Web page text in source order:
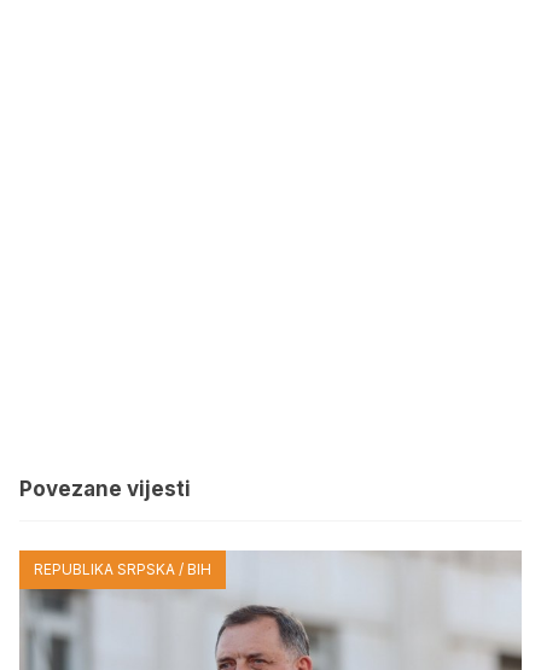
Povezane vijesti
REPUBLIKA SRPSKA / BIH